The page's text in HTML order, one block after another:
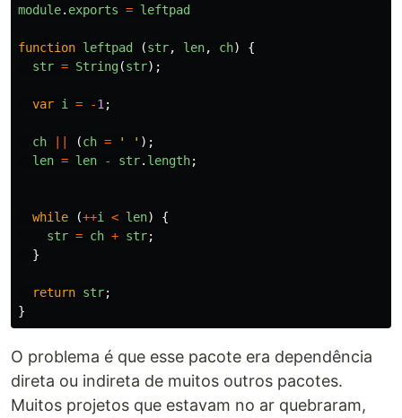
module. exports = leftpad
function leftpad (str, len, ch)
{
str = String(str);
var i = -1 ;
ch (ch = ' ' );
len = len - str. length;
while (++i < len)
{
str = ch + str;
}
return str;
}
O problema é que esse pacote era dependência
direta ou indireta de muitos outros pacotes.
Muitos projetos que estavam no ar quebraram,